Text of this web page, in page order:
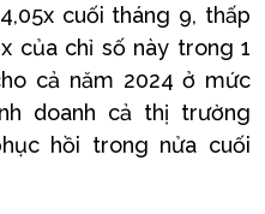
cuối tháng 9, thấp
của chỉ số này trong 1
cả năm 2024 ở mức
doanh cả thị trường
hồi trong nửa cuối